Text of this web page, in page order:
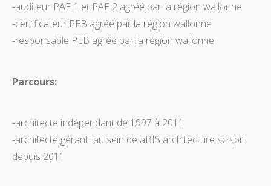
-auditeur PAE 1 et PAE 2 agréé par la région wallonne
-certificateur PEB agréé par la région wallonne
-responsable PEB agréé par la région wallonne
Parcours:
-architecte indépendant de 1997 à 2011
-architecte gérant au sein de aBIS architecture sc sprl
depuis 2011